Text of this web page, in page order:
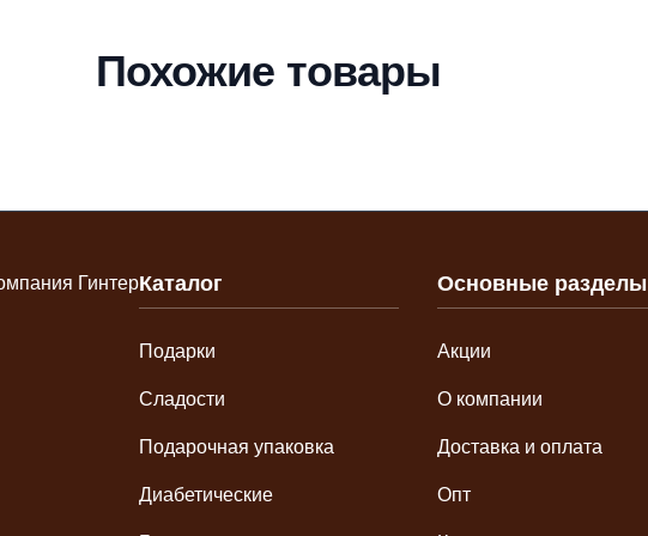
Похожие товары
Каталог
Подарки
Сладости
Подарочная упаковка
Диабетические
Основные разделы
Акции
О компании
Доставка и оплата
Опт